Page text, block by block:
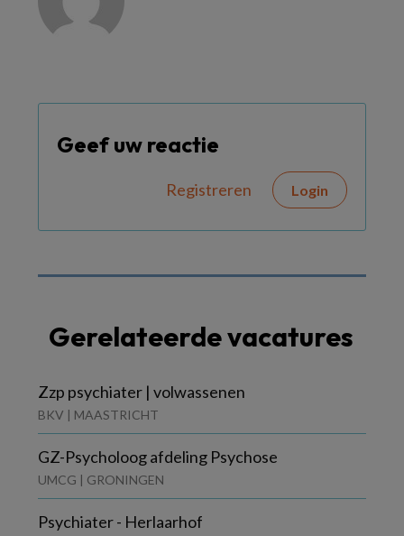
Geef uw reactie
Registreren Login
Gerelateerde vacatures
Zzp psychiater | volwassenen
BKV | MAASTRICHT
GZ-Psycholoog afdeling Psychose
UMCG | GRONINGEN
Psychiater - Herlaarhof